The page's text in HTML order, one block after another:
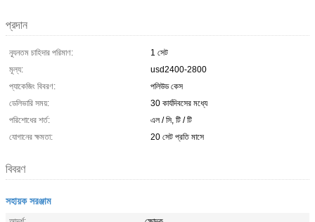
প্রদান
ন্যূনতম চাহিদার পরিমাণ:
1 সেট
মূল্য:
usd2400-2800
প্যাকেজিং বিবরণ:
পলিউড কেস
ডেলিভারি সময়:
30 কার্যদিবসের মধ্যে
পরিশোধের শর্ত:
এল / সি, টি / টি
যোগানের ক্ষমতা:
20 সেট প্রতি মাসে
বিবরণ
সহায়ক সরঞ্জাম